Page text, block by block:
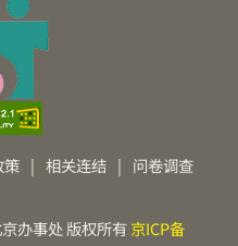
策 | 相关连结 | 问卷调查
办事处 版权所有京ICP备